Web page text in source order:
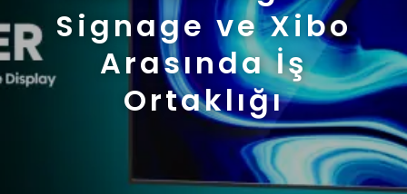
Signage ve Xibo
Arasında İş
Ortaklığı